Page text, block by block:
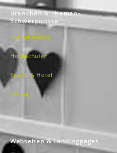
Branchen & Themen-
Schwerpunkte
Rekrutierung
Hochschulen
Travel & Hotel
Verlag
Webseiten & Landingpages